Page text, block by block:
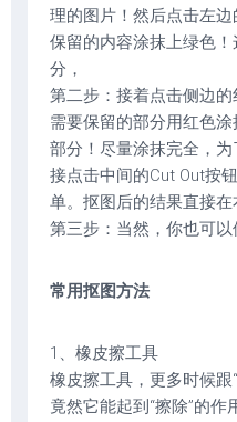
理的图片！然后点击左
保留的内容涂抹上绿色
分，
第二步：接着点击侧边
需要保留的部分用红色
部分！尽量涂抹完全，
接点击中间的Cut Out按
单。抠图后的结果直接在
第三步：当然，你也可以
常用抠图方法
1、橡皮擦工具
橡皮擦工具，更多时候跟
竟然它能起到“擦除”的